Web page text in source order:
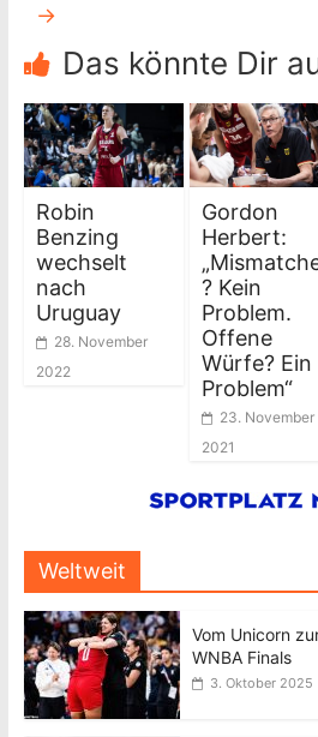
→
Das könnte Dir
Robin
Benzing
wechselt
nach
Uruguay
28. November
2022
Gordon
Herbert:
? Kein
Problem.
Offene
Würfe? Ein
Problem“
23. November
2021
Weltweit
Vom Unicorn
WNBA Finals
3. Oktober 2025